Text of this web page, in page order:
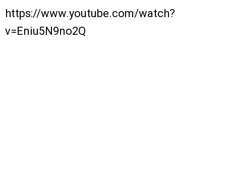
https://www.youtube.com/watch?
v=Eniu5N9no2Q